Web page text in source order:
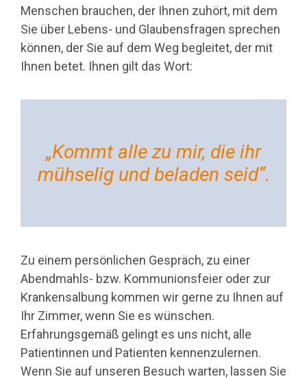
Menschen brau­chen, der Ihnen zuhört, mit dem
Sie über Lebens- und Glaubens­fragen sprechen
können, der Sie auf dem Weg begleitet, der mit
Ihnen betet. Ihnen gilt das Wort:
„Kommt alle zu mir, die ihr
müh­selig und beladen seid“.
Zu einem persönlichen Gespräch, zu einer
Abendmahls- bzw. Kommu­nionsfeier oder zur
Krankensal­bung kommen wir gerne zu Ihnen auf
Ihr Zimmer, wenn Sie es wün­schen.
Erfahrungsgemäß gelingt es uns nicht, alle
Patientinnen und Patienten kennenzulernen.
Wenn Sie auf unseren Besuch warten, lassen Sie